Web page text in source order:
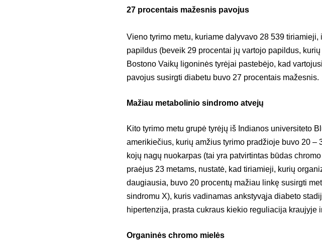
27 procentais mažesnis pavojus
Vieno tyrimo metu, kuriame dalyvavo 28 539 tiriamieji,
papildus (beveik 29 procentai jų vartojo papildus,
Bostono Vaikų ligoninės tyrėjai pastebėjo, kad
pavojus susirgti diabetu buvo 27 procentais mažesnis.
Mažiau metabolinio sindromo atvejų
Kito tyrimo metu grupė tyrėjų iš Indianos universiteto
amerikiečius, kurių amžius tyrimo pradžioje buvo 20 –
kojų nagų nuokarpas (tai yra patvirtintas būdas
praėjus 23 metams, nustatė, kad tiriamieji, kurių
daugiausia, buvo 20 procentų mažiau linkę susirgti
sindromu X), kuris vadinamas ankstyvąja diabeto
hipertenzija, prasta cukraus kiekio reguliacija kraujyje
Organinės chromo mielės